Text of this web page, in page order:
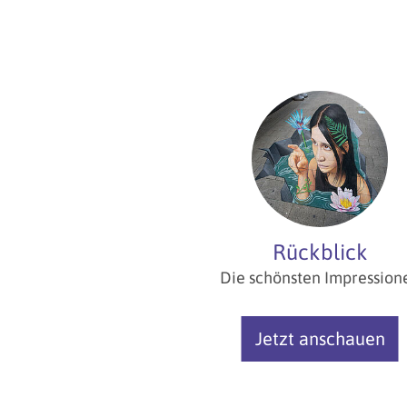
Rückblick
Die schönsten
Jetzt anschauen